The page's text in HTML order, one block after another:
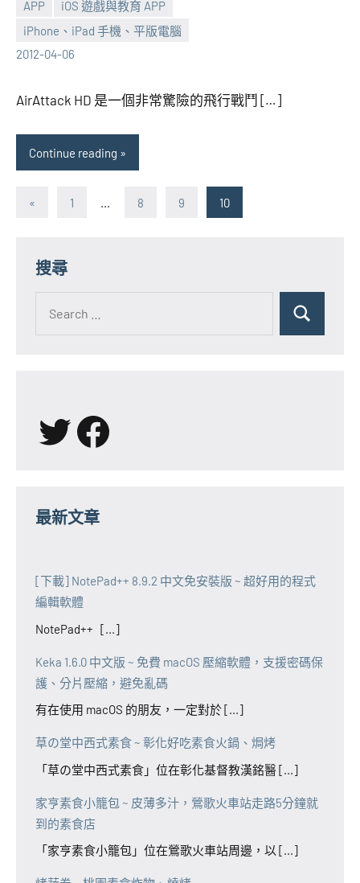
APP
iOS 遊戲與教育 APP
iPhone、iPad 手機、平版電腦
2012-04-06
張
海
No
comments
AirAttack HD 是一個非常驚險的飛行戰鬥 […]
Continue reading
文
分
頁
« Previous1 ... 8 9 10
搜尋
for:
Search
X Facebook
最新文章
[下載] NotePad++ 8.9.2 中文免安裝版 ~ 超好用的程式
編輯軟體
NotePad++ [...]
Keka 1.6.0 中文版 ~ 免費 macOS 壓縮軟體，支援密碼保
護、分片壓縮，避免亂碼
有在使用 macOS 的朋友，一定對於 [...]
草の堂中西式素食 ~ 彰化好吃素食火鍋、焗烤
「草の堂中西式素食」位在彰化基督教漢銘醫 [...]
家亨素食小籠包 ~ 皮薄多汁，鶯歌火車站走路5分鐘就
到的素食店
「家亨素食小籠包」位在鶯歌火車站周邊，以 [...]